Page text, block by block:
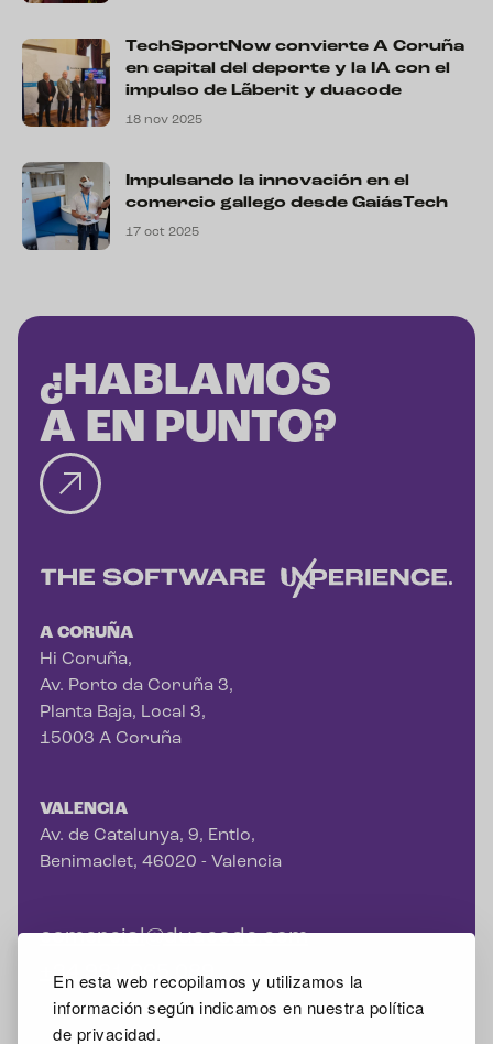
En esta web recopilamos y utilizamos la
información según indicamos en nuestra política
de privacidad.
TechSportNow convierte A Coruña
en capital del deporte y la IA con el
impulso de Lãberit y duacode
18 nov 2025
Impulsando la innovación en el
comercio gallego desde GaiásTech
17 oct 2025
¿HABLAMOS
A EN PUNTO?
A CORUÑA
Hi Coruña,
Av. Porto da Coruña 3,
Planta Baja, Local 3,
15003 A Coruña
VALENCIA
Av. de Catalunya, 9, Entlo,
Benimaclet, 46020 - Valencia
comercial@duacode.com
+34 981 065 089